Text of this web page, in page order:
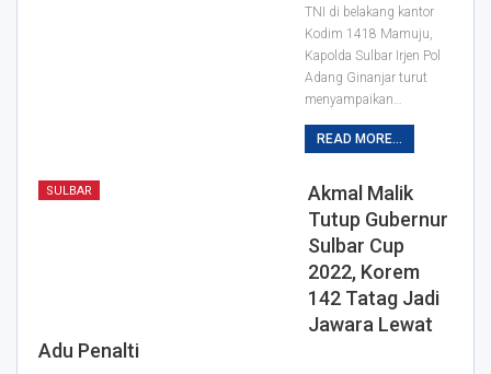
TNI di belakang kantor
Kodim 1418 Mamuju,
Kapolda Sulbar Irjen Pol
Adang Ginanjar turut
menyampaikan…
READ MORE...
SULBAR
Akmal Malik
Tutup Gubernur
Sulbar Cup
2022, Korem
142 Tatag Jadi
Jawara Lewat
Adu Penalti